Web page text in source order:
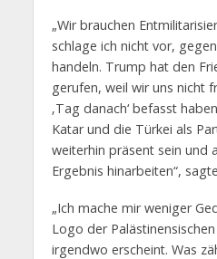
„Wir brauchen
schlage ich nicht vor,
handeln. Trump hat den
gerufen, weil wir uns nicht
‚Tag danach‘ befasst
Katar und die Türkei als
weiterhin präsent sein und
Ergebnis hinarbeiten“,
„Ich mache mir weniger
Logo der
irgendwo erscheint. Was